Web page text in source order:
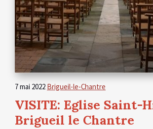
7 mai 2022 Brigueil-le-Chantre
VISITE: Eglise Saint-
Brigueil le Chantre